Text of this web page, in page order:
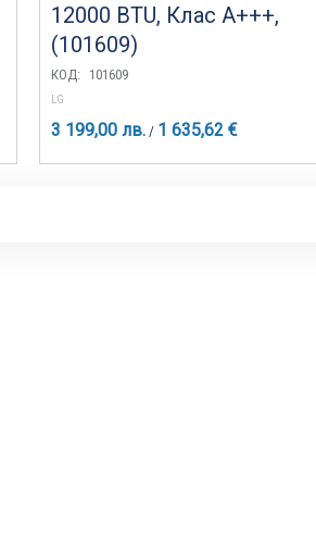
12000 BTU, Клас A+++,
(101609)
КОД: 101609
LG
3 199,00 лв./ 1 635,62 €